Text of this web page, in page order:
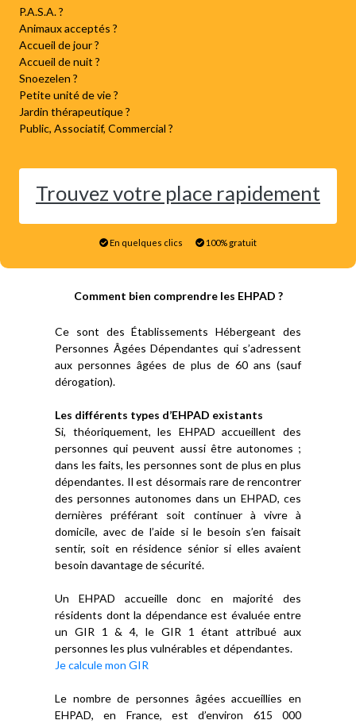
P.A.S.A. ?
Animaux acceptés ?
Accueil de jour ?
Accueil de nuit ?
Snoezelen ?
Petite unité de vie ?
Jardin thérapeutique ?
Public, Associatif, Commercial ?
Trouvez votre place rapidement
En quelques clics 100% gratuit
Comment bien comprendre les EHPAD ?
Ce sont des Établissements Hébergeant des
Personnes Âgées Dépendantes qui s’adressent
aux personnes âgées de plus de 60 ans (sauf
dérogation).
Les différents types d’EHPAD existants
Si, théoriquement, les EHPAD accueillent des
personnes qui peuvent aussi être autonomes ;
dans les faits, les personnes sont de plus en plus
dépendantes. Il est désormais rare de rencontrer
des personnes autonomes dans un EHPAD, ces
dernières préférant soit continuer à vivre à
domicile, avec de l’aide si le besoin s’en faisait
sentir, soit en résidence sénior si elles avaient
besoin davantage de sécurité.
Un EHPAD accueille donc en majorité des
résidents dont la dépendance est évaluée entre
un GIR 1 & 4, le GIR 1 étant attribué aux
personnes les plus vulnérables et dépendantes.
Je calcule mon GIR
Le nombre de personnes âgées accueillies en
EHPAD, en France, est d’environ 615 000